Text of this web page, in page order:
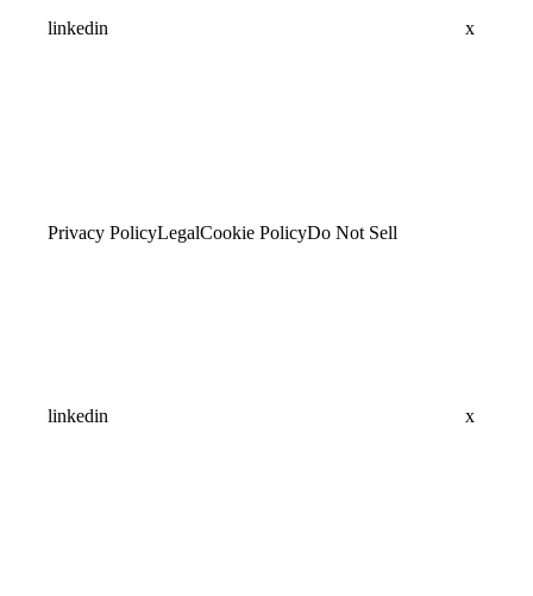
linkedin x
Privacy PolicyLegalCookie PolicyDo Not Sell
linkedin x